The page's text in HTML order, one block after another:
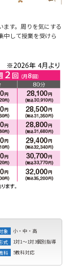
ます。周りを気にする
中して授業を受けら
象
小・中・高
式
1対1～1対3個別指導
科
5教科対応